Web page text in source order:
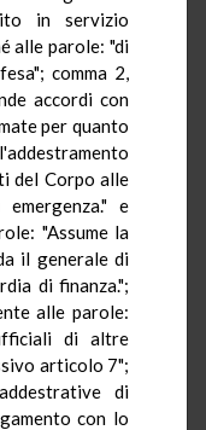
in servizio
alle parole: "di
comma 2,
accordi con
per quanto
del Corpo alle
e
"Assume la
il generale di
di finanza.";
alle parole:
di altre
articolo 7";
di
con lo